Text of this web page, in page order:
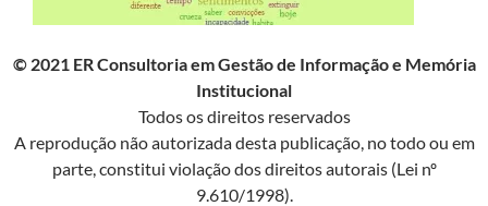
© 2021 ER Consultoria em Gestão de Informação e Memória
Institucional
Todos os direitos reservados
A reprodução não autorizada desta publicação, no todo ou em
parte, constitui violação dos direitos autorais (Lei nº
9.610/1998).